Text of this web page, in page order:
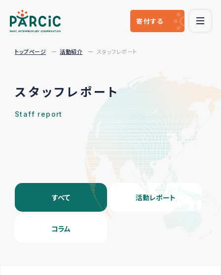
寄付する
トップページ 活動紹介 スタッフレポート
スタッフレポート
Staff report
すべて 活動レポート
コラム